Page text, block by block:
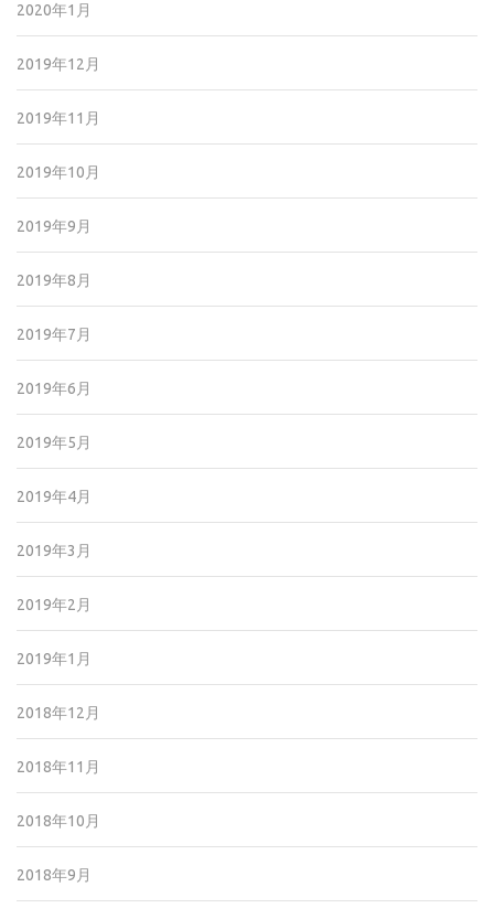
2020年1月
2019年12月
2019年11月
2019年10月
2019年9月
2019年8月
2019年7月
2019年6月
2019年5月
2019年4月
2019年3月
2019年2月
2019年1月
2018年12月
2018年11月
2018年10月
2018年9月